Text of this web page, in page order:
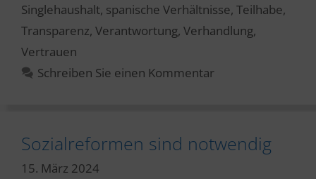
Singlehaushalt, spanische Verhältnisse, Teilhabe,
Transparenz, Verantwortung, Verhandlung,
Vertrauen
Schreiben Sie einen Kommentar
Sozialreformen sind notwendig
15. März 2024